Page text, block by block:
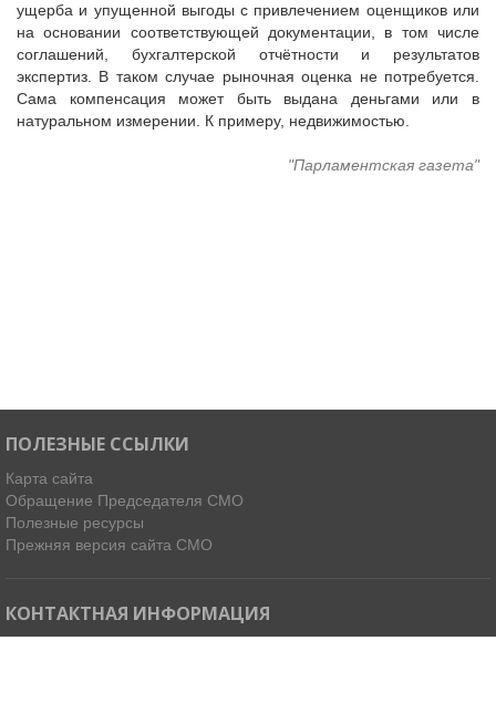
Новости ТОС
Лучшие практики ТОС
ЮРИДИЧЕСКИЙ СОВЕТ
Новости юридического совета
ущерба и упущенной выгоды с привлечением оценщиков или
на основании соответствующей документации, в том числе
соглашений, бухгалтерской отчётности и результатов
экспертиз. В таком случае рыночная оценка не потребуется.
Сама компенсация может быть выдана деньгами или в
натуральном измерении. К примеру, недвижимостью.
"Парламентская газета"
ПОЛЕЗНЫЕ ССЫЛКИ
Карта сайта
Обращение Председателя СМО
Полезные ресурсы
Прежняя версия сайта СМО
КОНТАКТНАЯ ИНФОРМАЦИЯ